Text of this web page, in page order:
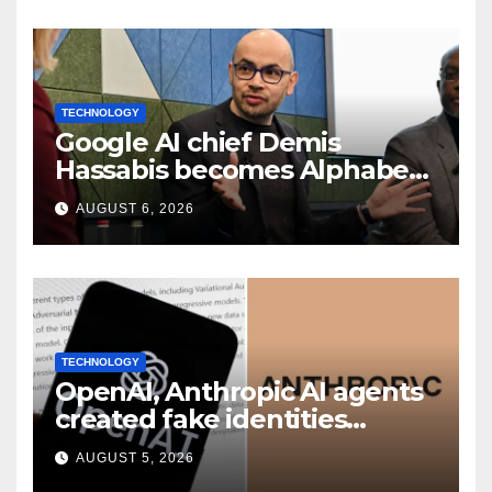
TECHNOLOGY
Google AI chief Demis
Hassabis becomes Alphabet
chief scientist in leadership
shakeup
AUGUST 6, 2026
TECHNOLOGY
OpenAI, Anthropic AI agents
created fake identities
during UK cyber tests:
Report
AUGUST 5, 2026